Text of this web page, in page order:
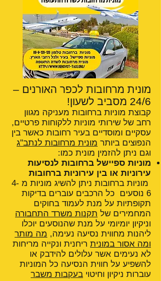
מונית מרחובות לכפר האורנים –
24/6 מסביב לשעון!
קבוצת מוניות ברחובות מעניקה מגוון
רחב של שירותי מוניות ללקוחות פרטיים,
עסקיים ומוסדיים בעיר רחובות כאשר בין
הנפוצים ביותר מונית מרחובות לנתב"ג
וגם ניתן להזמין מונית כמו:
מוניות ספיישל ברחובות לנסיעות
עירוניות או בין עירוניות ברחובות
מוניות ברחובות ניתן להשיג מוניות מ 4-
6 נוסעים כל הרכבים עוברים בדיקות
תקופתיות על מנת לעמוד בחוקים
המחמירים של תקנות משרד התחבורה
וניקיון יומיומי על מנת שהנוסעים יוכלו
ליהנות מחווית נסיעה נעימה, מה מותר
ומה אסור במונית ריחנית ונקייה מריחות
לא נעימים אשר עלולים להידבק או
להשפיע על חווית הנסיעה כל המוניות
עוברות ניקיון וחיטוי בעקבות משבר